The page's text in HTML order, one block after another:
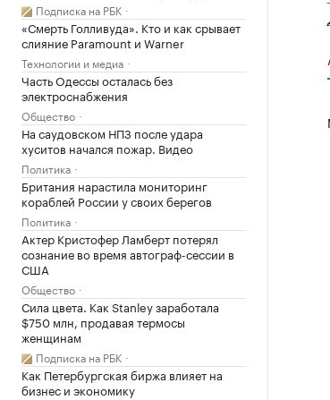
Подписка на РБК
«Смерть Голливуда». Кто и как срывает
слияние Paramount и Warner
Технологии и медиа
Часть Одессы осталась без
электроснабжения
Общество
На саудовском НПЗ после удара
хуситов начался пожар. Видео
Политика
Британия нарастила мониторинг
кораблей России у своих берегов
Политика
Актер Кристофер Ламберт потерял
сознание во время автограф-сессии в
США
Общество
Сила цвета. Как Stanley заработала
$750 млн, продавая термосы
женщинам
Подписка на РБК
Как Петербургская биржа влияет на
бизнес и экономику